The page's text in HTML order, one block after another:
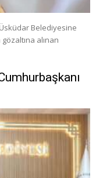
Belediyesine
alınan